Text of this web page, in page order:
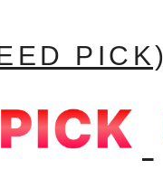
PICK)